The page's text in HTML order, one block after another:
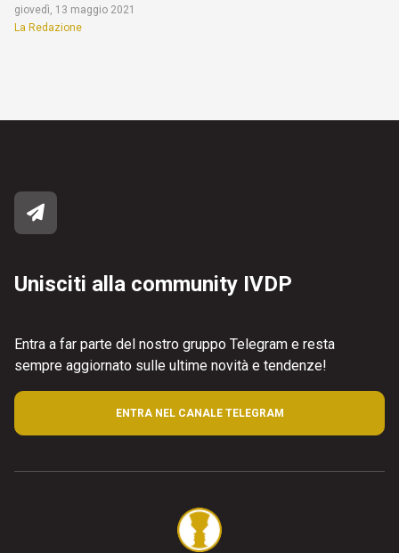
giovedì, 13 maggio 2021
La Redazione
Unisciti alla community IVDP
Entra a far parte del nostro gruppo Telegram e resta
sempre aggiornato sulle ultime novità e tendenze!
ENTRA NEL CANALE TELEGRAM